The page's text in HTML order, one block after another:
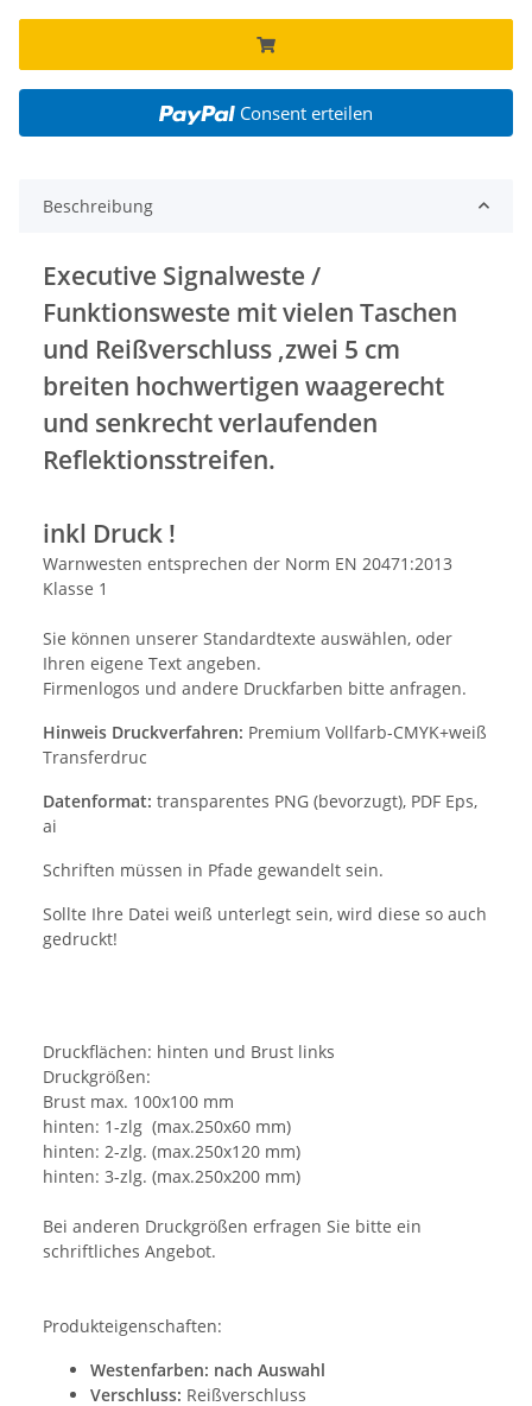
Consent erteilen
Beschreibung
Executive Signalweste /
Funktionsweste mit vielen Taschen
und Reißverschluss ,zwei 5 cm
breiten hochwertigen waagerecht
und senkrecht verlaufenden
Reflektionsstreifen.
inkl Druck !
Warnwesten entsprechen der Norm EN 20471:2013
Klasse 1
Sie können unserer Standardtexte auswählen, oder
Ihren eigene Text angeben.
Firmenlogos und andere Druckfarben bitte anfragen.
Hinweis Druckverfahren: Premium Vollfarb-CMYK+weiß
Transferdruc
Datenformat: transparentes PNG (bevorzugt), PDF Eps,
ai
Schriften müssen in Pfade gewandelt sein.
Sollte Ihre Datei weiß unterlegt sein, wird diese so auch
gedruckt!
Druckflächen: hinten und Brust links
Druckgrößen:
Brust max. 100x100 mm
hinten: 1-zlg (max.250x60 mm)
hinten: 2-zlg. (max.250x120 mm)
hinten: 3-zlg. (max.250x200 mm)
Bei anderen Druckgrößen erfragen Sie bitte ein
schriftliches Angebot.
Produkteigenschaften:
Westenfarben: nach Auswahl
Verschluss: Reißverschluss